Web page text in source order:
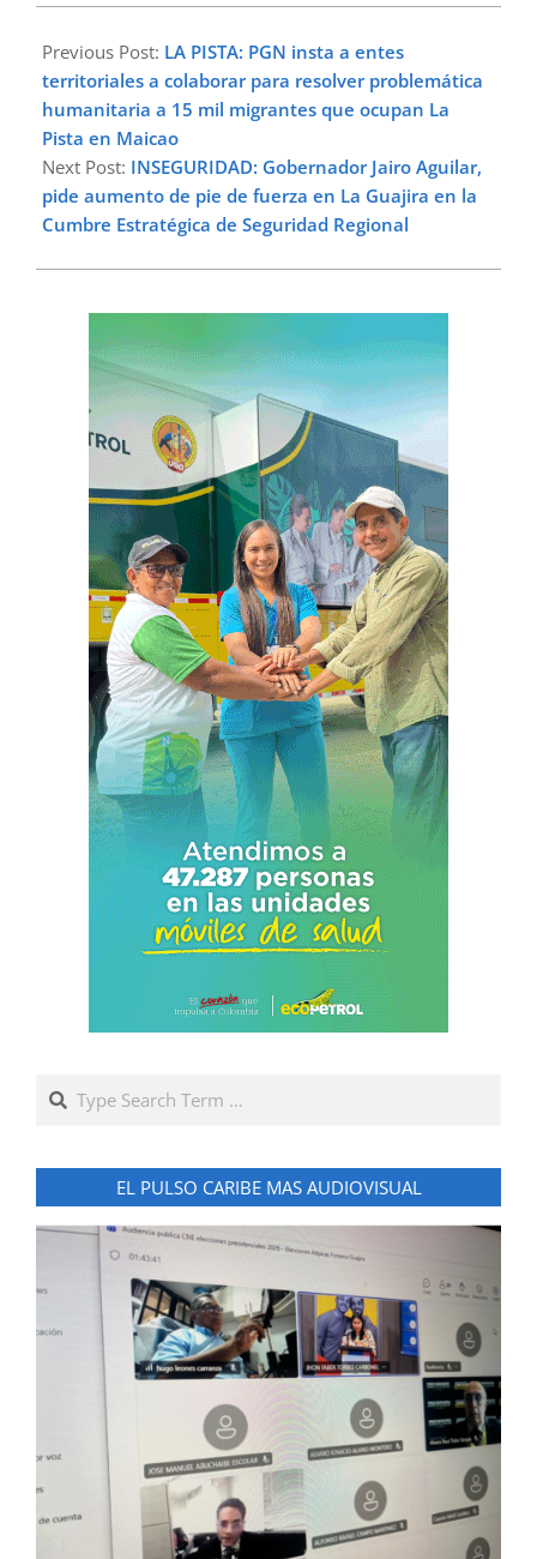
04-
04
Previous Post: LA PISTA: PGN insta a entes
territoriales a colaborar para resolver problemática
humanitaria a 15 mil migrantes que ocupan La
Pista en Maicao
Next Post: INSEGURIDAD: Gobernador Jairo Aguilar,
pide aumento de pie de fuerza en La Guajira en la
Cumbre Estratégica de Seguridad Regional
Search
EL PULSO CARIBE MAS AUDIOVISUAL